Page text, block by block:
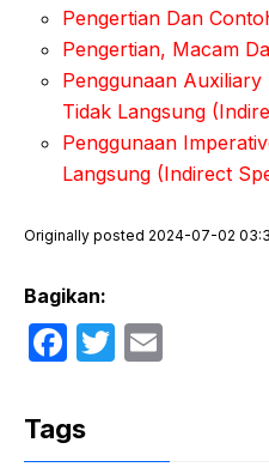
Pengertian Dan
Pengertian, Macam
Penggunaan
Tidak Langsung
Penggunaan
Langsung (Indirect
Originally posted 2024-07-02
Bagikan:
F
c
e
T
er
Tags